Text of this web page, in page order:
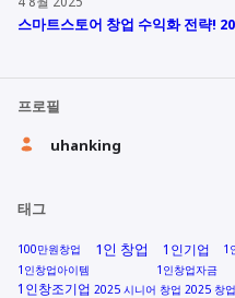
스마트스토어 창업 수익화 전략!
프로필
uhanking
태그
100만원창업 1인 창업 1인기업 1
1인창업아이템 1인창업자금
1인창조기업 2025 시니어 창업 2025 창업